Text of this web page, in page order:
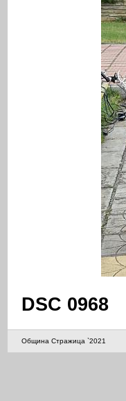
DSC 0968
Община Стражица `2021